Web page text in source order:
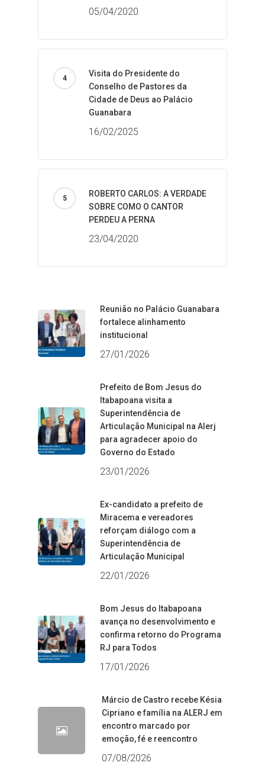
05/04/2020
Visita do Presidente do
Conselho de Pastores da
Cidade de Deus ao Palácio
Guanabara
16/02/2025
ROBERTO CARLOS: A VERDADE
SOBRE COMO O CANTOR
PERDEU A PERNA
23/04/2020
Reunião no Palácio Guanabara
fortalece alinhamento
institucional
27/01/2026
Prefeito de Bom Jesus do
Itabapoana visita a
Superintendência de
Articulação Municipal na Alerj
para agradecer apoio do
Governo do Estado
23/01/2026
Ex-candidato a prefeito de
Miracema e vereadores
reforçam diálogo com a
Superintendência de
Articulação Municipal
22/01/2026
Bom Jesus do Itabapoana
avança no desenvolvimento e
confirma retorno do Programa
RJ para Todos
17/01/2026
Márcio de Castro recebe Késia
Cipriano e família na ALERJ em
encontro marcado por
emoção, fé e reencontro
07/08/2026